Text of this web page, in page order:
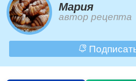
Мария
автор рецепта